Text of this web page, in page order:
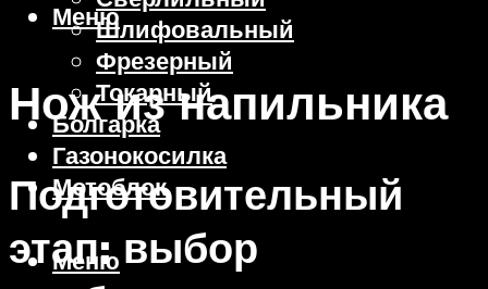
Шлифовальный
Фрезерный
Токарный
Болгарка
Газонокосилка
Мотоблок
Меню
Меню
Нож из напильника
Подготовительный
этап: выбор